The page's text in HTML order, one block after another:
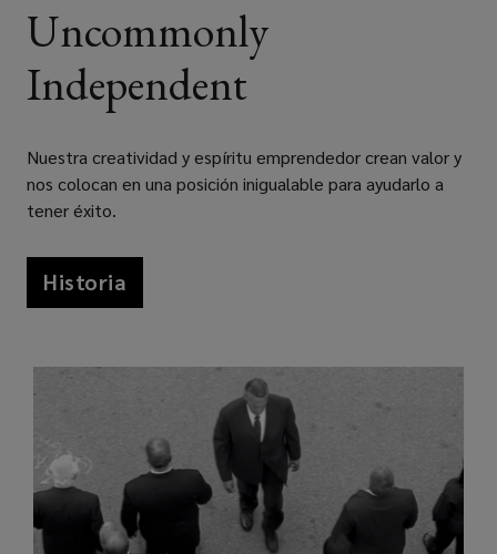
Uncommonly
Independent
Nuestra creatividad y espíritu emprendedor crean valor y
nos colocan en una posición inigualable para ayudarlo a
tener éxito.
Historia